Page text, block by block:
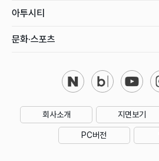
아투시티
문화·스포츠
회사소개 지면보기
PC버전